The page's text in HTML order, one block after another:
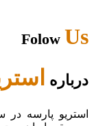
FolowUs
درباره